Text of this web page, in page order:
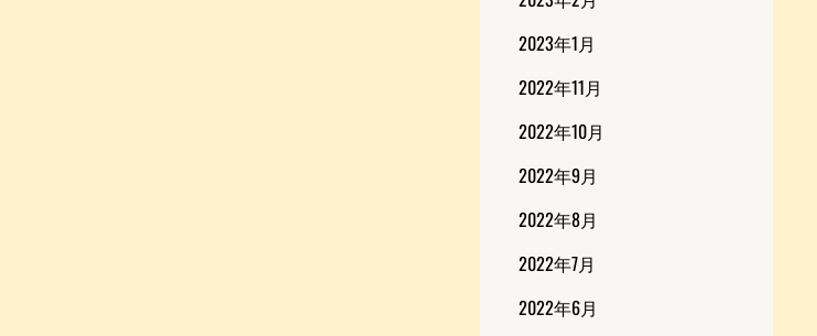
2023年1月
2022年11月
2022年10月
2022年9月
2022年8月
2022年7月
2022年6月